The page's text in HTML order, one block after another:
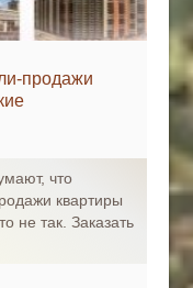
продажи
что
квартиры
не так. Заказать